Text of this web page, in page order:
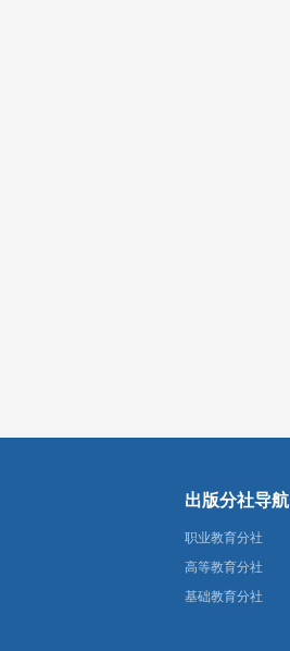
出版分社导航
职业教育分社
高等教育分社
基础教育分社